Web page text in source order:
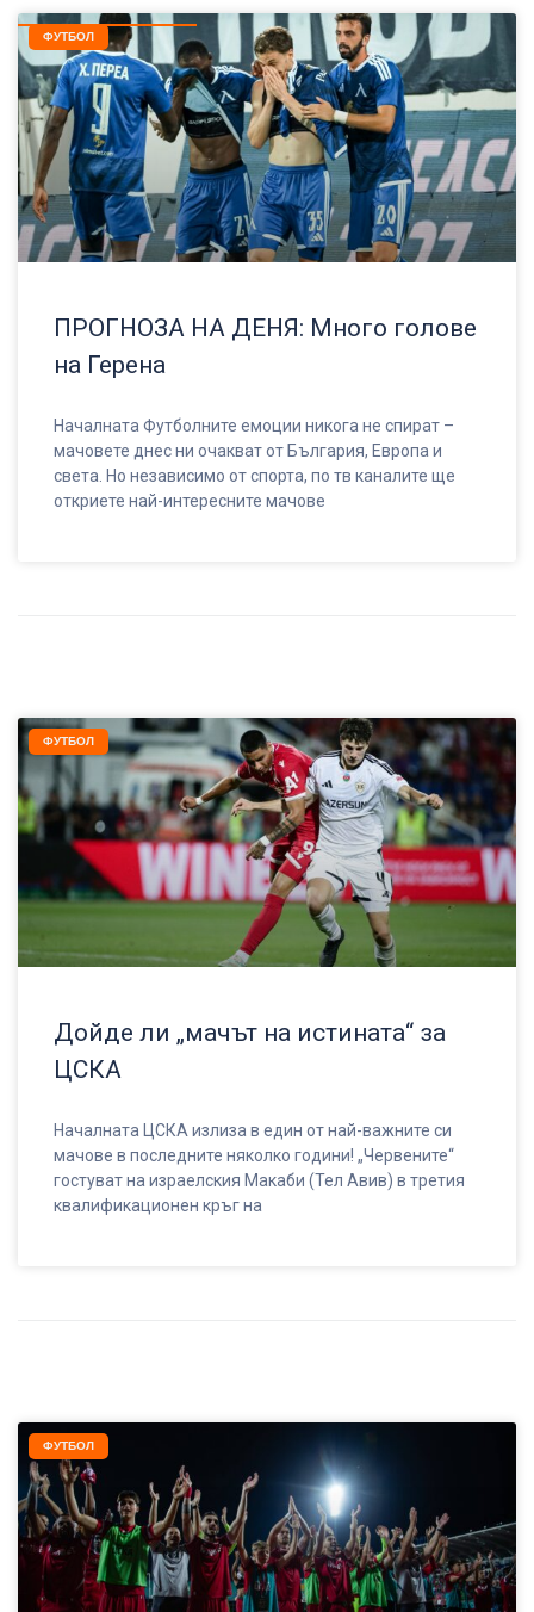
ФУТБОЛ
ПРОГНОЗА НА ДЕНЯ: Много голове
на Герена
Началната Футболните емоции никога не спират –
мачовете днес ни очакват от България, Европа и
света. Но независимо от спорта, по тв каналите ще
откриете най-интересните мачове
ФУТБОЛ
Дойде ли „мачът на истината“ за
ЦСКА
Началната ЦСКА излиза в един от най-важните си
мачове в последните няколко години! „Червените“
гостуват на израелския Макаби (Тел Авив) в третия
квалификационен кръг на
ФУТБОЛ